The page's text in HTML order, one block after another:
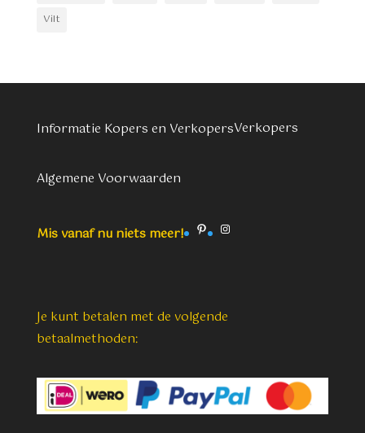
Vilt
Informatie Kopers en VerkopersVerkopers
Algemene Voorwaarden
Mis vanaf nu niets meer! PinterestInstagram
Je kunt betalen met de volgende
betaalmethoden: